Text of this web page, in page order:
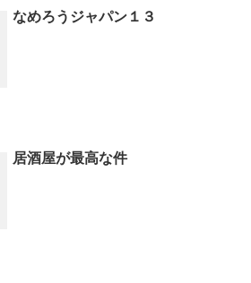
なめろうジャパン１３
居酒屋が最高な件